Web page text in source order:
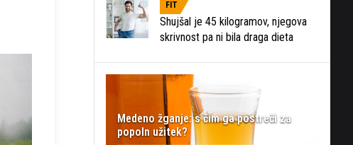
FIT
Shujšal je 45 kilogramov, njegova
skrivnost pa ni bila draga dieta
Medeno žganje: s čim ga postreči za
popoln užitek?